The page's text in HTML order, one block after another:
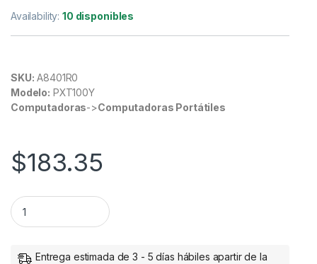
Availability:10 disponibles
SKU: A8401R0
Modelo: PXT100Y
Computadoras->Computadoras Portátiles
$183.35
StarTech.com Cable de 3m de Extensión de Alimentación de
Entrega estimada de 3 - 5 días hábiles apartir de la